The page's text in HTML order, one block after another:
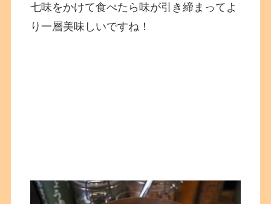
七味をかけて食べたら味が引き締まってよ
り一層美味しいですね！